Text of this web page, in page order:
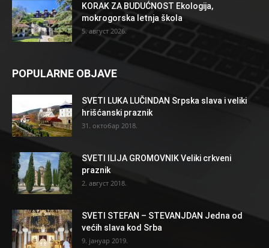
KORAK ZA BUDUĆNOST Ekologija,
mokrogorska letnja škola
5. август 2026.
POPULARNE OBJAVE
SVETI LUKA LUČINDAN Srpska slava i veliki
hrišćanski praznik
31. октобар 2018.
SVETI ILIJA GROMOVNIK Veliki crkveni
praznik
2. август 2018.
SVETI STEFAN – STEVANJDAN Jedna od
većih slava kod Srba
9. јануар 2019.